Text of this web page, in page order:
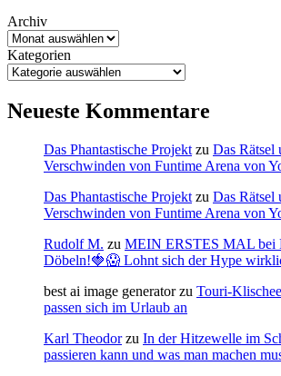
Archiv
Kategorien
Neueste Kommentare
Das Phantastische Projekt zu Das Rätsel
Verschwinden von Funtime Arena von
Das Phantastische Projekt zu Das Rätsel
Verschwinden von Funtime Arena von
Rudolf M. zu MEIN ERSTES MAL bei
Döbeln!🍓😱 Lohnt sich der Hype
best ai image generatorzu Touri-
passen sich im Urlaub an
Karl Theodorzu In der Hitzewelle im
passieren kann und was man machen